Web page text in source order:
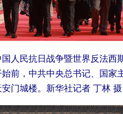
民抗日战争暨世界反法西
前，中共中央总书记、国家
门城楼。 新华社记者 丁林 摄